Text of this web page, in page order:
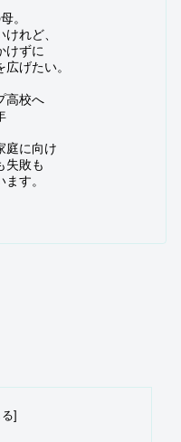
。
れど、
けずに
げたい。
高校へ
庭に向け
失敗も
す。